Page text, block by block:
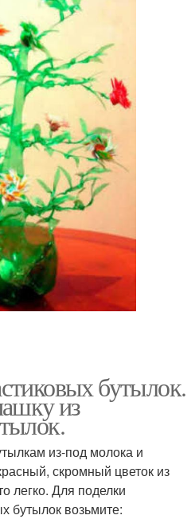
бутылок.
из
из-под молока и
скромный цветок из
легко. Для поделки
бутылок возьмите: